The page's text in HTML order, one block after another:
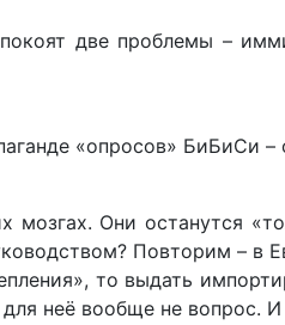
две проблемы –
«опросов» БиБиСи –
мозгах. Они останутся
Повторим – в
то выдать
неё вообще не вопрос.